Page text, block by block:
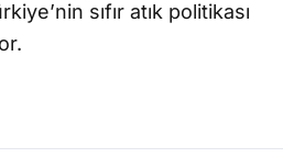
sıfır atık politikası